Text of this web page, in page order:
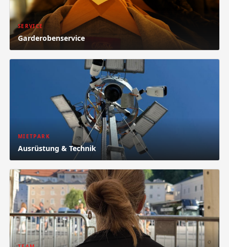
SERVICE
Garderobenservice
MIETPARK
Ausrüstung & Technik